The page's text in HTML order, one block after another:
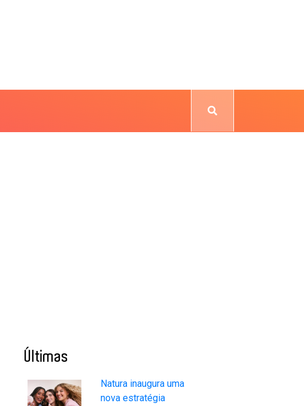
Últimas
Natura inaugura uma
nova estratégia